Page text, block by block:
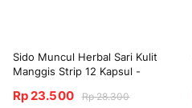
Sido Muncul Herbal Sari Kulit
Manggis Strip 12 Kapsul -
Rp 23.500 Rp 28.300